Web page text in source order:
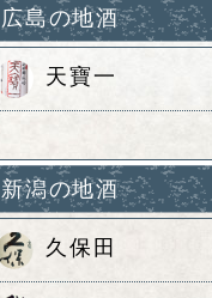
広島の地酒
天寶一
新潟の地酒
久保田